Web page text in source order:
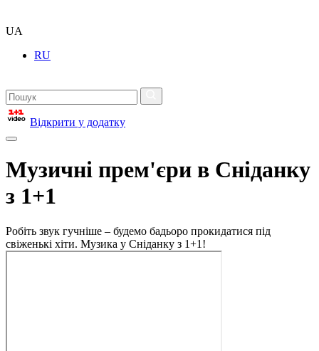
UA
RU
Відкрити у додатку
Музичні прем'єри в Сніданку
з 1+1
Робіть звук гучніше – будемо бадьоро прокидатися під
свіженькі хіти. Музика у Сніданку з 1+1!